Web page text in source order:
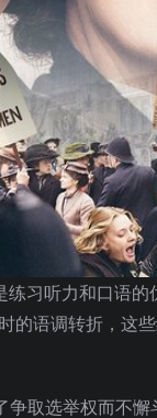
习听力和口语的
的语调转折，这
取选举权而不懈